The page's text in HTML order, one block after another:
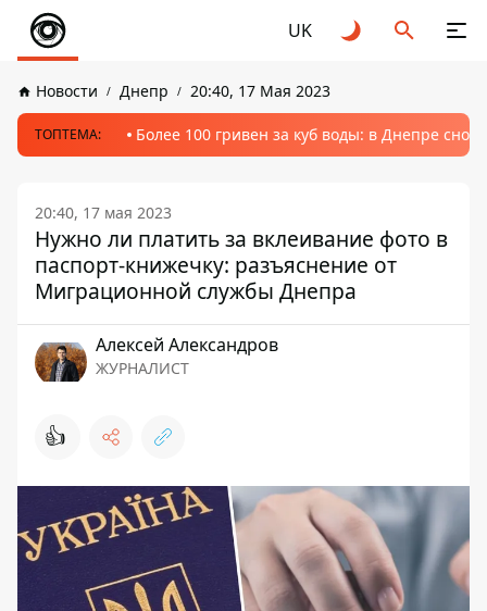
UK
Новости Днепр 20:40, 17 Мая 2023
ТОПТЕМА: Более 100 гривен за куб воды: в Днепре
20:40, 17 мая 2023
Нужно ли платить за вклеивание фото в
паспорт-книжечку: разъяснение от
Миграционной службы Днепра
Алексей Александров
ЖУРНАЛИСТ
👍